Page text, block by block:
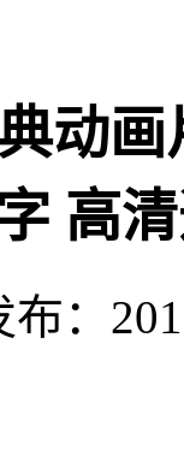
动
高
布：